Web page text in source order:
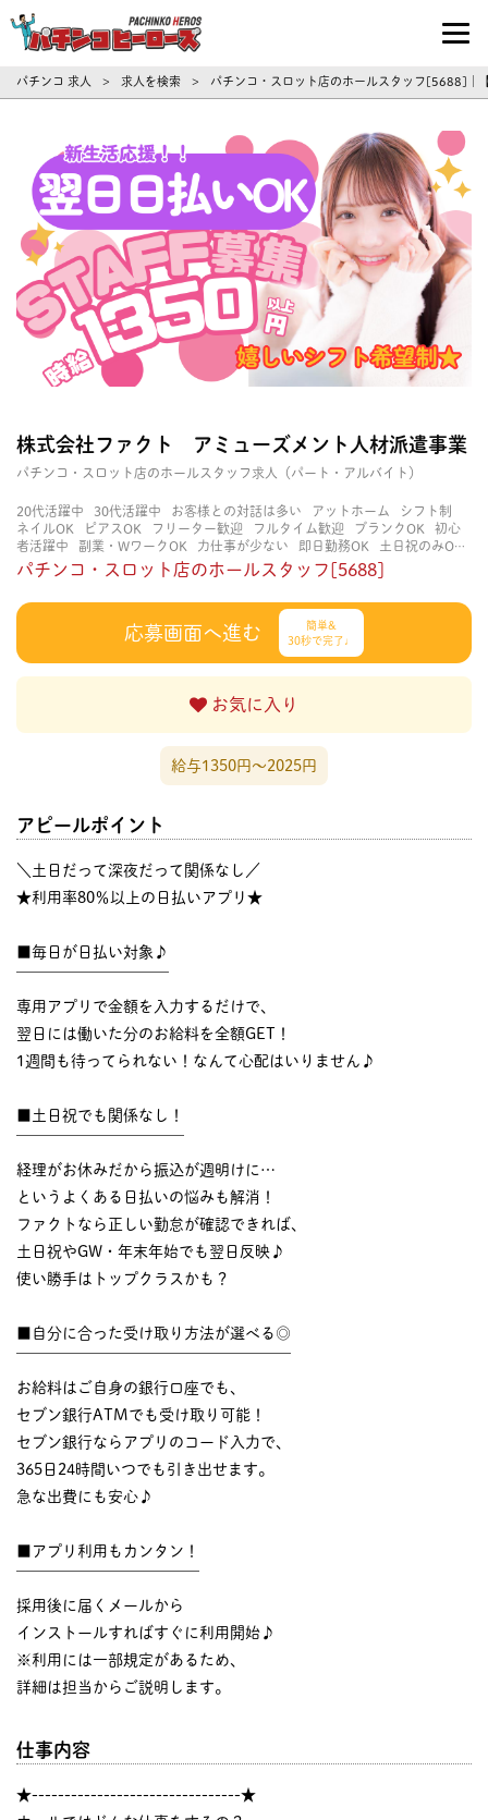
パチンコ求人・転職ならパチンコヒーロ
パチンコ 求人 > 求人を検索 > パチンコ・スロット店のホールスタッフ[5688]
株式会社ファクト アミューズメント人材派遣事業
パチンコ・スロット店のホールスタッフ求人（パート・アルバイト）
20代活躍中 30代活躍中 お客様との対話は多い アットホーム
シフト制
ネイルOK
ピアスOK フリーター歓迎 フルタイム歓迎 ブランクOK
初心
者活躍中
副業・WワークOK 力仕事が少ない 即日勤務OK
土日祝のみOK
学歴不問
服装自由 未経験・初心者OK 決められた時間できっちり
経験不要
立ち仕事 経験者・有資格者歓迎 自分の都合に合わせやすい
自由
パチンコ・スロット店のホールスタッフ[5688]
応募画面へ進む
簡単&
30秒で完了♩
お気に入り
給与1350円〜2025円
アピールポイント
＼土日だって深夜だって関係なし／
★利用率80％以上の日払いアプリ★
■毎日が日払い対象♪
専用アプリで金額を入力するだけで、
翌日には働いた分のお給料を全額GET！
1週間も待ってられない！なんて心配はいりません♪
■土日祝でも関係なし！
経理がお休みだから振込が週明けに…
というよくある日払いの悩みも解消！
ファクトなら正しい勤怠が確認できれば、
土日祝やGW・年末年始でも翌日反映♪
使い勝手はトップクラスかも？
■自分に合った受け取り方法が選べる◎
お給料はご自身の銀行口座でも、
セブン銀行ATMでも受け取り可能！
セブン銀行ならアプリのコード入力で、
365日24時間いつでも引き出せます。
急な出費にも安心♪
■アプリ利用もカンタン！
採用後に届くメールから
インストールすればすぐに利用開始♪
※利用には一部規定があるため、
詳細は担当からご説明します。
仕事内容
★--------------------------------★